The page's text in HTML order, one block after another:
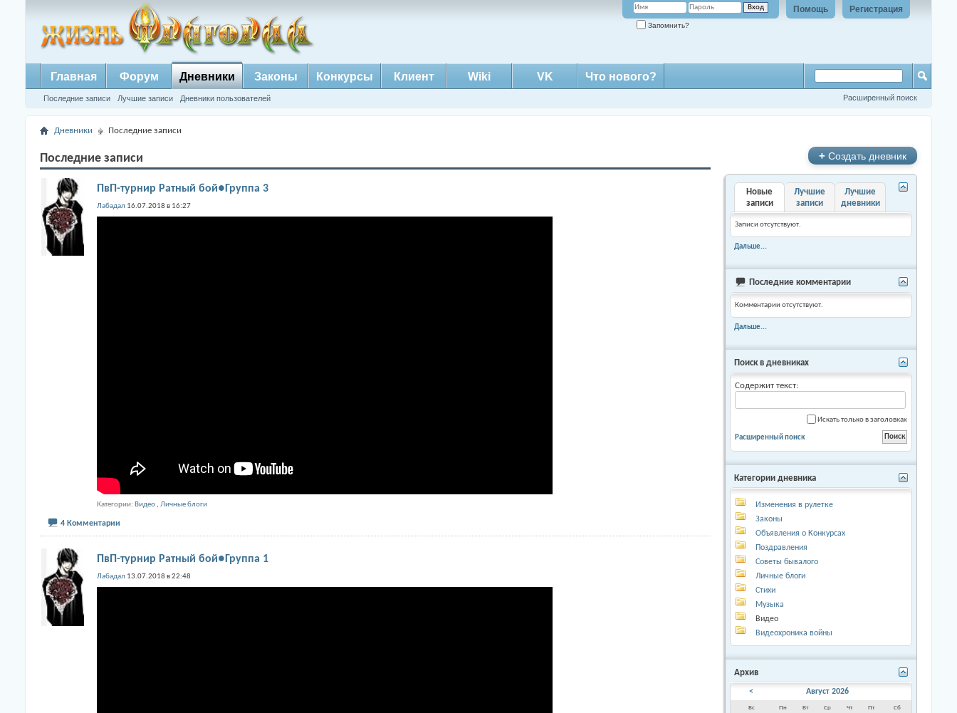
Регистрация
Помощь
Запомнить?
Главная Форум Дневники
Последние записи Лучшие записи Дневники пользователей
Законы Конкурсы Клиент Wiki VK Что нового?
Расширенный поиск
Дневники Последние записи
Последние записи
ПвП-турнир Ратный бой●Группа 3
Лабадал 16.07.2018 в 16:27
Категории Видео , Личные блоги
4 Комментарии
ПвП-турнир Ратный бой●Группа 1
Лабадал 13.07.2018 в 22:48
+ Создать дневник
Новые
записи
Лучшие
записи
Лучшие
дневники
Записи отсутствуют.
Дальше...
Последние комментарии
Комментарии отсутствуют.
Дальше...
Поиск в дневниках
Содержит текст:
Искать только в заголовках
Расширенный поиск
Категории дневника
Изменения в рулетке
Законы
Объявления о Конкурсах
Поздравления
Советы бывалого
Личные блоги
Стихи
Музыка
Видео
Видеохроника войны
Архив
< Август 2026
Вс Пн Вт Ср Чт Пт Сб